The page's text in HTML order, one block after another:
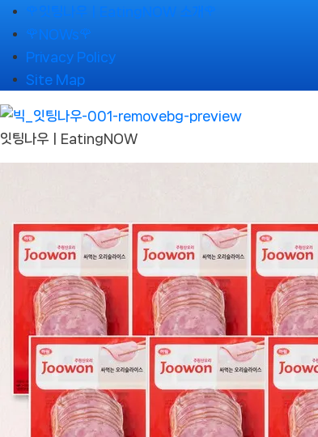
Skip
to
content
🌹잇팅나우ㅣEatingNOW 소개🌹
🌹NOWs🌹
Privacy Policy
Site Map
잇팅나우ㅣEatingNOW